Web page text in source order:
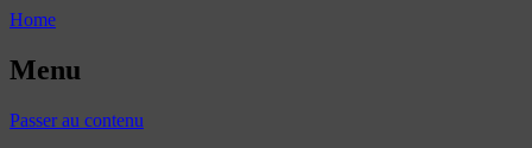
Home
Menu
Passer au contenu